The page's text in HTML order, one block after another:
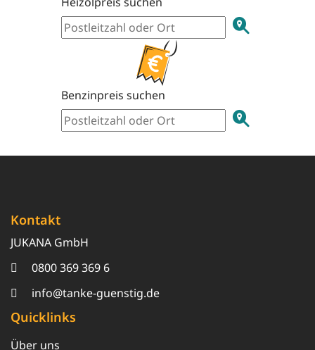
Benzinpreis suchen
Kontakt
JUKANA GmbH
0800 369 369 6
info@tanke-guenstig.de
Quicklinks
Über uns